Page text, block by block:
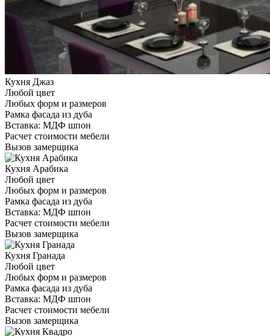
Кухня Джаз
Любой цвет
Любых форм и размеров
Рамка фасада из дуба
Вставка: МДФ шпон
Расчет стоимости мебели
Вызов замерщика
Кухня Арабика
Любой цвет
Любых форм и размеров
Рамка фасада из дуба
Вставка: МДФ шпон
Расчет стоимости мебели
Вызов замерщика
Кухня Гранада
Любой цвет
Любых форм и размеров
Рамка фасада из дуба
Вставка: МДФ шпон
Расчет стоимости мебели
Вызов замерщика